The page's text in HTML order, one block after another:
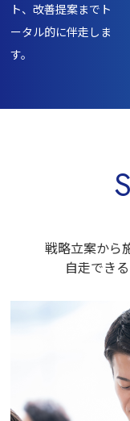
ト、改善提案までト
ータル的に伴走しま
す。
戦略立案から
自走でき